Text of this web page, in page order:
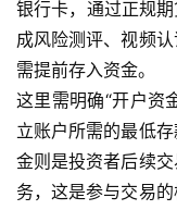
银行卡，通过正规
成风险测评、视频
需提前存入资金。
这里需明确“开户资
立账户所需的最低
金则是投资者后续
务，这是参与交易